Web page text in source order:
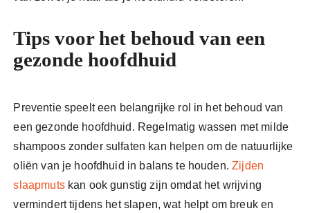
Tips voor het behoud van een
gezonde hoofdhuid
Preventie speelt een belangrijke rol in het behoud van
een gezonde hoofdhuid. Regelmatig wassen met milde
shampoos zonder sulfaten kan helpen om de natuurlijke
oliën van je hoofdhuid in balans te houden.Zijden
slaapmutskan ook gunstig zijn omdat het wrijving
vermindert tijdens het slapen, wat helpt om breuk en